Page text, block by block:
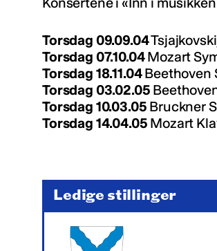
Torsdag 09.09.04
Torsdag 07.10.04Mozart
Torsdag 18.11.04Beethoven
Torsdag 03.02.05
Torsdag 10.03.05 Bruckner
Torsdag 14.04.05 Mozart
Ledige stillinger